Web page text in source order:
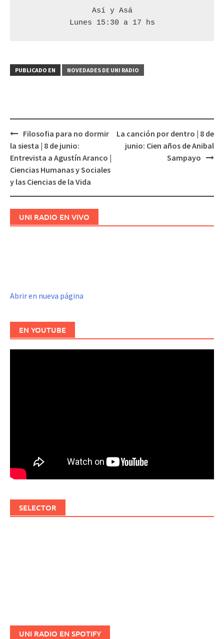
Así y Asá
Lunes 15:30 a 17 hs
PUBLICADO EN NOVEDADES DE UNI RADIO
Navegación
de
entradas
Filosofia para no dormir
la siesta | 8 de junio:
Entrevista a Agustín Aranco |
Ciencias Humanas y Sociales
y las Ciencias de la Vida
La canción por dentro | 8 de
junio: Cien años de Anibal
Sampayo
UNI RADIO EN VIVO
Abrir en nueva página
EN YOUTUBE
SELECTOR
UNI RADIO EN SPOTIFY